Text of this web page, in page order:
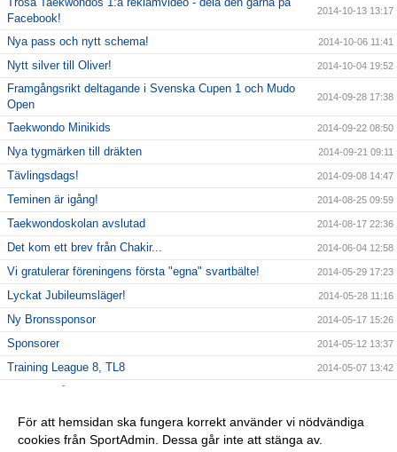
Facebook!
2014-10-13 13:17
Nya pass och nytt schema! 2014-10-06 11:41
Nytt silver till Oliver! 2014-10-04 19:52
Framgångsrikt deltagande i Svenska Cupen 1 och Mudo
Open
2014-09-28 17:38
Taekwondo Minikids 2014-09-22 08:50
Nya tygmärken till dräkten 2014-09-21 09:11
Tävlingsdags! 2014-09-08 14:47
Teminen är igång! 2014-08-25 09:59
Taekwondoskolan avslutad 2014-08-17 22:36
Det kom ett brev från Chakir... 2014-06-04 12:58
Vi gratulerar föreningens första "egna" svartbälte! 2014-05-29 17:23
Lyckat Jubileumsläger! 2014-05-28 11:16
Ny Bronssponsor 2014-05-17 15:26
Sponsorer 2014-05-12 13:37
Training League 8, TL8 2014-05-07 13:42
Tävlingsdags! 2014-04-11 10:14
Sommarlovskola! 2014-04-04 19:37
För att hemsidan ska fungera korrekt använder vi nödvändiga
cookies från SportAdmin. Dessa går inte att stänga av.